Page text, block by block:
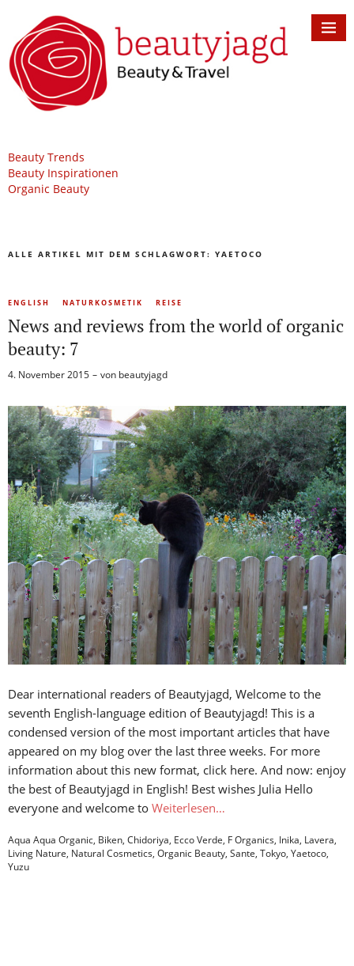
Beauty Trends
Beauty Inspirationen
Organic Beauty
ALLE ARTIKEL MIT DEM SCHLAGWORT: YAETOCO
ENGLISH NATURKOSMETIK REISE
News and reviews from the world of organic
beauty: 7
4. November 2015 von beautyjagd
Dear international readers of Beautyjagd, Welcome to the
seventh English-language edition of Beautyjagd! This is a
condensed version of the most important articles that have
appeared on my blog over the last three weeks. For more
information about this new format, click here. And now: enjoy
the best of Beautyjagd in English! Best wishes Julia Hello
everyone and welcome to Weiterlesen…
Aqua Aqua Organic, Biken, Chidoriya, Ecco Verde, F Organics, Inika, Lavera,
Living Nature, Natural Cosmetics, Organic Beauty, Sante, Tokyo, Yaetoco,
Yuzu